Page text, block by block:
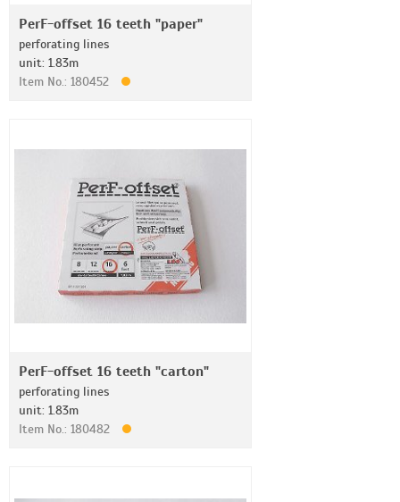
PerF-offset 16 teeth "paper"
perforating lines
unit: 1.83m
Item No.: 180452
PerF-offset 16 teeth "carton"
perforating lines
unit: 1.83m
Item No.: 180482